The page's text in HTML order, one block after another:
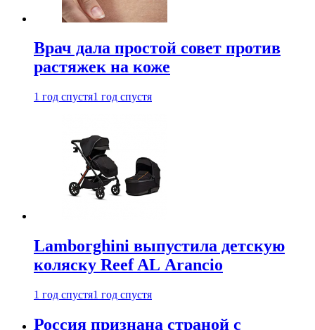
Врач дала простой совет против
растяжек на коже
1 год спустя1 год спустя
Lamborghini выпустила детскую
коляску Reef AL Arancio
1 год спустя1 год спустя
Россия признана страной с